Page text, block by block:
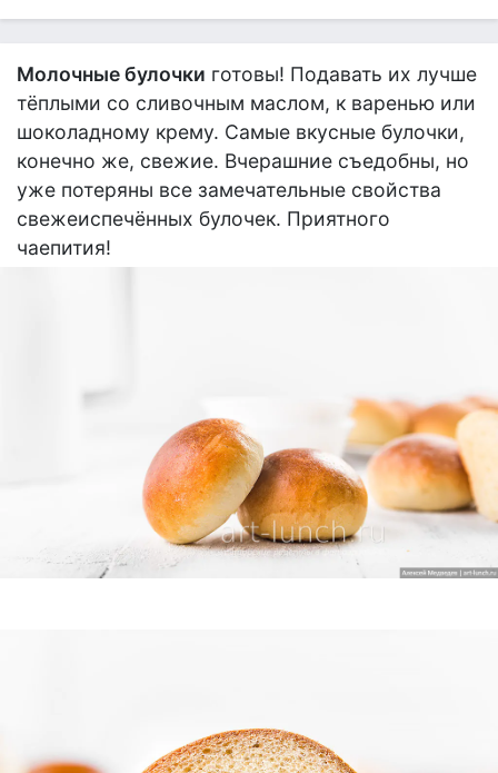
Молочные булочки готовы! Подавать их лучше
тёплыми со сливочным маслом, к варенью или
шоколадному крему. Самые вкусные булочки,
конечно же, свежие. Вчерашние съедобны, но
уже потеряны все замечательные свойства
свежеиспечённых булочек. Приятного
чаепития!